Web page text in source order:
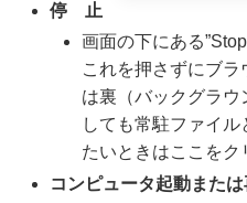
停 止
画面の下にある
これを押さずにブ
は裏（バックグラ
しても常駐ファイ
たいときはここをク
コンピュータ起動また